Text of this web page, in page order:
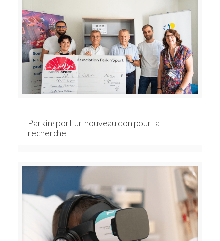
Parkinsport un nouveau don pour la
recherche